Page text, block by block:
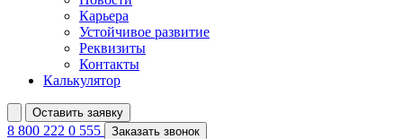
Карьера
Устойчивое развитие
Реквизиты
Контакты
Калькулятор
Оставить заявку
8 800 222 0 555 Заказать звонок